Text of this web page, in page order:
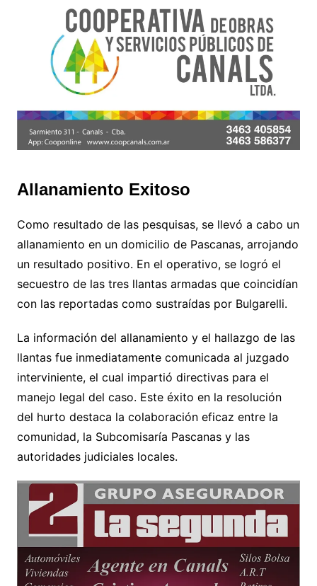
Allanamiento Exitoso
Como resultado de las pesquisas, se llevó a cabo un
allanamiento en un domicilio de Pascanas, arrojando
un resultado positivo. En el operativo, se logró el
secuestro de las tres llantas armadas que coincidían
con las reportadas como sustraídas por Bulgarelli.
La información del allanamiento y el hallazgo de las
llantas fue inmediatamente comunicada al juzgado
interviniente, el cual impartió directivas para el
manejo legal del caso. Este éxito en la resolución
del hurto destaca la colaboración eficaz entre la
comunidad, la Subcomisaría Pascanas y las
autoridades judiciales locales.